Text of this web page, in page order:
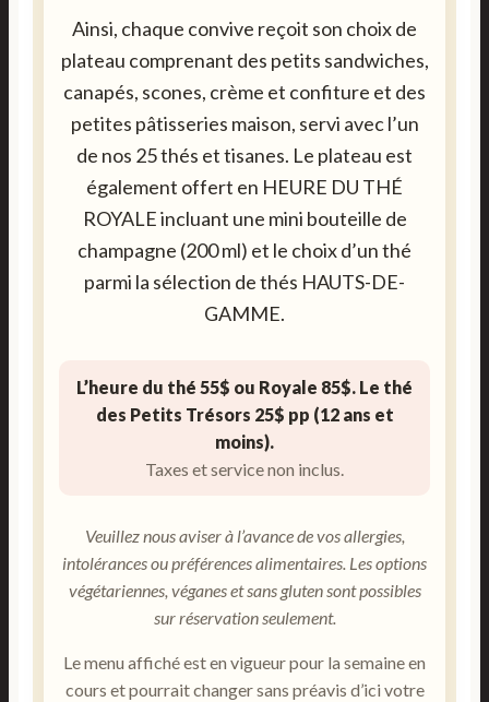
Ainsi, chaque convive reçoit son choix de
plateau comprenant des petits sandwiches,
canapés, scones, crème et confiture et des
petites pâtisseries maison, servi avec l’un
de nos 25 thés et tisanes. Le plateau est
également offert en HEURE DU THÉ
ROYALE incluant une mini bouteille de
champagne (200 ml) et le choix d’un thé
parmi la sélection de thés HAUTS-DE-
GAMME.
L’heure du thé 55$ ou Royale 85$. Le thé
des Petits Trésors 25$ pp (12 ans et
moins).
Taxes et service non inclus.
Veuillez nous aviser à l’avance de vos allergies,
intolérances ou préférences alimentaires. Les options
végétariennes, véganes et sans gluten sont possibles
sur réservation seulement.
Le menu affiché est en vigueur pour la semaine en
cours et pourrait changer sans préavis d’ici votre